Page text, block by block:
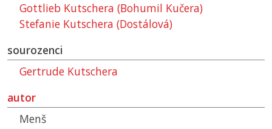
Gottlieb Kutschera (Bohumil Kučera)
Stefanie Kutschera (Dostálová)
sourozenci
Gertrude Kutschera
autor
Menš